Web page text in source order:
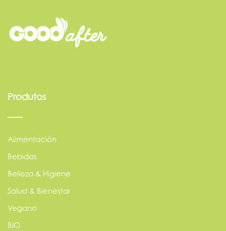
Produtos
Alimentación
Bebidas
Belleza & Higiene
Salud & Bienestar
Vegano
BIO